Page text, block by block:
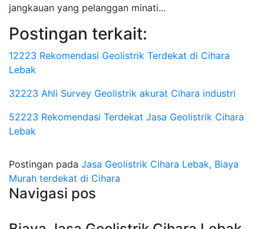
jangkauan yang pelanggan minati...
Postingan terkait:
12223 Rekomendasi Geolistrik Terdekat di Cihara
Lebak
32223 Ahli Survey Geolistrik akurat Cihara industri
52223 Rekomendasi Terdekat Jasa Geolistrik Cihara
Lebak
Postingan pada Jasa Geolistrik Cihara Lebak, Biaya
Murah terdekat di Cihara
Navigasi pos